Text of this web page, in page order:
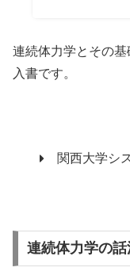
連続体力学とその
入書です。
関西大学シ
連続体力学の